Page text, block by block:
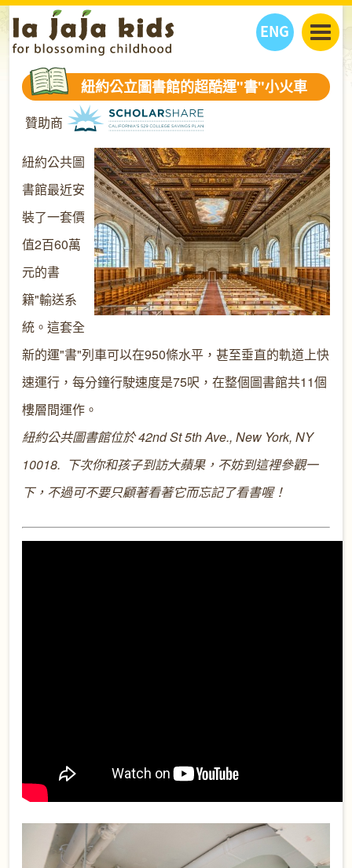
ENG
丫丫看天下
丫丫部落格
人物專題
親子日曆
親子好去處
丫丫之選
學習成長路
關於我們
我們的故事
聯絡
丫丫夥伴 + 友情連接
購物
紐約公立圖書館的超酷運"書"小火車
贊助商
紐約公共圖
書館最近安
裝了一套價
值2百60萬
元的書
籍"輸送系
統。這套全
新的運"書"列車可以在950條水平，甚至垂直的軌道上快
速運行，每分鐘行駛速度是75呎，在整個圖書館共11個
樓層間運作。
紐約公共圖書館位於 42nd St 5th Ave., New York, NY
10018. 下次你和孩子到訪大蘋果，不妨到這裡參觀一
下，不過可不要只顧著看著它而忘記了看書喔！